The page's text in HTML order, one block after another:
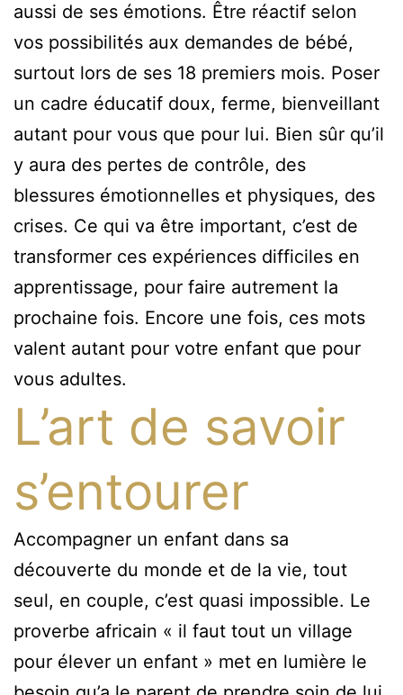
aussi de ses émotions. Être réactif selon
vos possibilités aux demandes de bébé,
surtout lors de ses 18 premiers mois. Poser
un cadre éducatif doux, ferme, bienveillant
autant pour vous que pour lui. Bien sûr qu’il
y aura des pertes de contrôle, des
blessures émotionnelles et physiques, des
crises. Ce qui va être important, c’est de
transformer ces expériences difficiles en
apprentissage, pour faire autrement la
prochaine fois. Encore une fois, ces mots
valent autant pour votre enfant que pour
vous adultes.
L’art de savoir
s’entourer
Accompagner un enfant dans sa
découverte du monde et de la vie, tout
seul, en couple, c’est quasi impossible. Le
proverbe africain « il faut tout un village
pour élever un enfant » met en lumière le